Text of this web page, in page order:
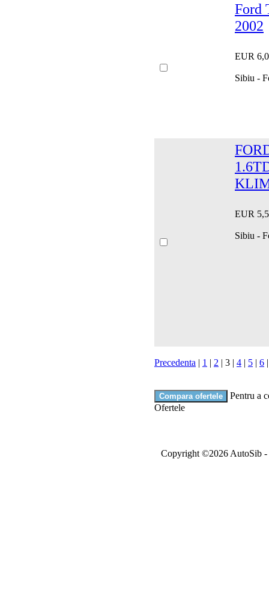
Ford
2002
EUR
Sibiu -
EUR
Sibiu -
Precedenta | 1 | 2 | 3 | 4 | 5 | 6
Pentru a
Ofertele
Copyright ©2026 AutoSib -